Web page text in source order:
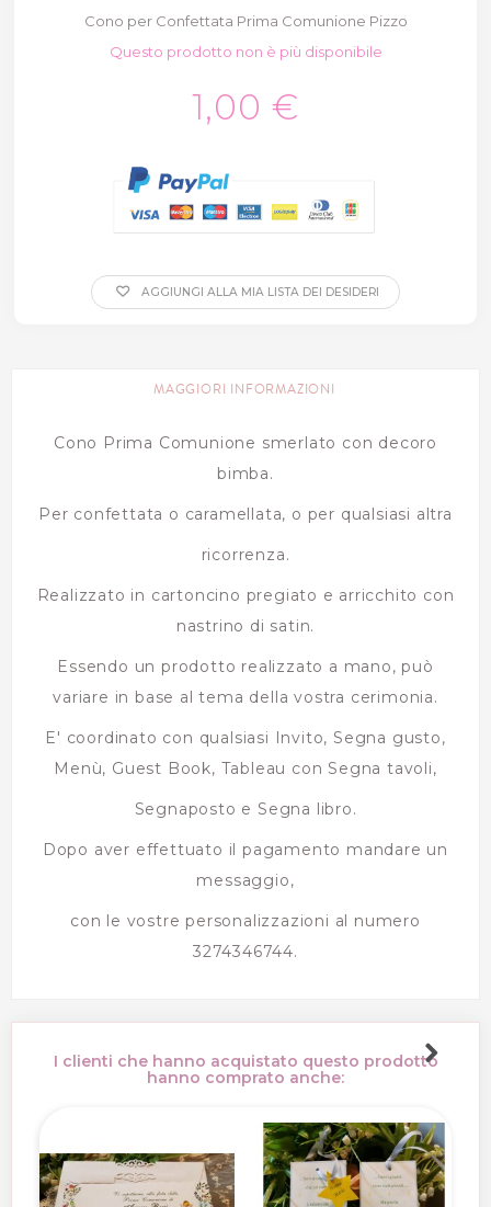
Cono per Confettata Prima Comunione Pizzo
Questo prodotto non è più disponibile
1,00 €
AGGIUNGI ALLA MIA LISTA DEI DESIDERI
MAGGIORI INFORMAZIONI
Cono Prima Comunione smerlato con decoro
bimba.
Per confettata o caramellata, o per qualsiasi altra
ricorrenza.
Realizzato in cartoncino pregiato e arricchito con
nastrino di satin.
Essendo un prodotto realizzato a mano, può
variare in base al tema della vostra cerimonia.
E' coordinato con qualsiasi Invito, Segna gusto,
Menù, Guest Book, Tableau con Segna tavoli,
Segnaposto e Segna libro.
Dopo aver effettuato il pagamento mandare un
messaggio,
con le vostre personalizzazioni al numero
3274346744.
I clienti che hanno acquistato questo prodotto
hanno comprato anche: